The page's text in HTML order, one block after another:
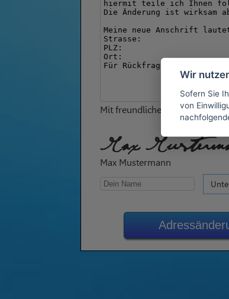
Mit freundlichen Grüßen
Max
Max Mustermann
Wir
Sofern Sie
von